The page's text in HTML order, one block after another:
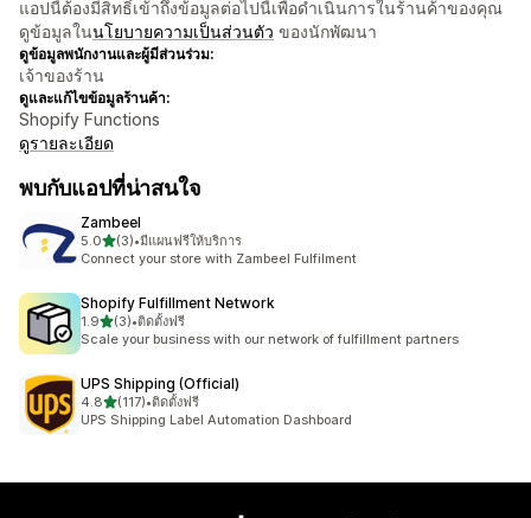
แอปนี้ต้องมีสิทธิ์เข้าถึงข้อมูลต่อไปนี้เพื่อดำเนินการในร้านค้าของคุณ
ดูข้อมูลในนโยบายความเป็นส่วนตัว ของนักพัฒนา
ดูข้อมูลพนักงานและผู้มีส่วนร่วม:
เจ้าของร้าน
ดูและแก้ไขข้อมูลร้านค้า:
Shopify Functions
ดูรายละเอียด
พบกับแอปที่น่าสนใจ
Zambeel
5.0เต็ม 5 ดาว
(3)
ทั้งหมด 3 รีวิว
•มีแผนฟรีให้บริการ
Connect your store with Zambeel Fulfilment
Shopify Fulfillment Network
1.9เต็ม 5 ดาว
(3)
ทั้งหมด 3 รีวิว
•ติดตั้งฟรี
Scale your business with our network of fulfillment partners
UPS Shipping (Official)
4.8เต็ม 5 ดาว
(117)
ทั้งหมด 117 รีวิว
•ติดตั้งฟรี
UPS Shipping Label Automation Dashboard